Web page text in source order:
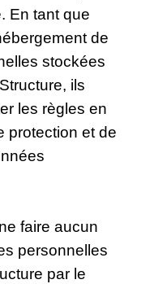
En tant que
de
stockées
ils
les règles en
protection et de
faire aucun
personnelles
par le